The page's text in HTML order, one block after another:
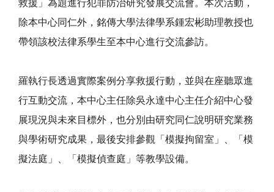
救援」為題進行犯罪防治研究發展交流會。本次活動，
除本中心同仁外，銘傳大學法律學系鍾宏彬助理教授也
帶領該校法律系學生至本中心進行交流參訪。
羅執行長透過實際案例分享救援行動，並與在座聽眾進
行互動交流，本中心主任除吳永達中心主任介紹中心發
展現況與未來目標外，也分別由研究同仁說明研究業務
與學術研究成果，最後安排參觀「模擬拘留室」、「模
擬法庭」、「模擬偵查庭」等教學設備。